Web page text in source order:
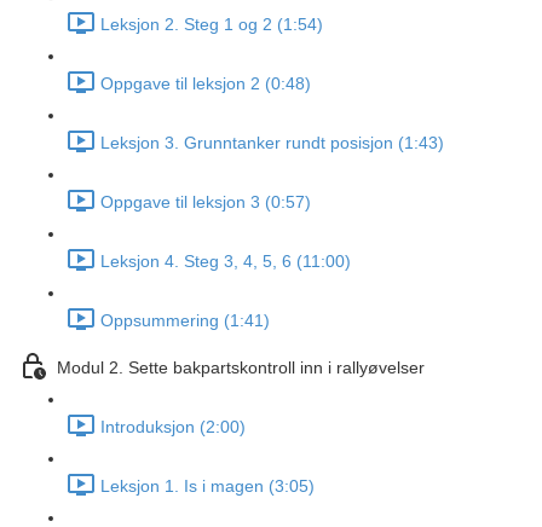
Leksjon 2. Steg 1 og 2 (1:54)
Oppgave til leksjon 2 (0:48)
Leksjon 3. Grunntanker rundt posisjon (1:43)
Oppgave til leksjon 3 (0:57)
Leksjon 4. Steg 3, 4, 5, 6 (11:00)
Oppsummering (1:41)
Modul 2. Sette bakpartskontroll inn i rallyøvelser
Introduksjon (2:00)
Leksjon 1. Is i magen (3:05)